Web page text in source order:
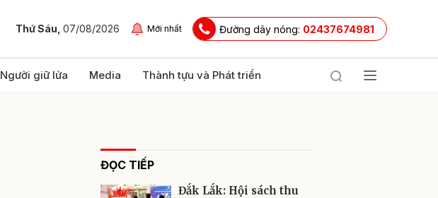
Thứ Sáu, 07/08/2026 Mới nhất Đường dây nóng: 02437674981
Người giữ lửa Media Thành tựu và Phát triển
ĐỌC TIẾP
Đắk Lắk: Hội sách thu